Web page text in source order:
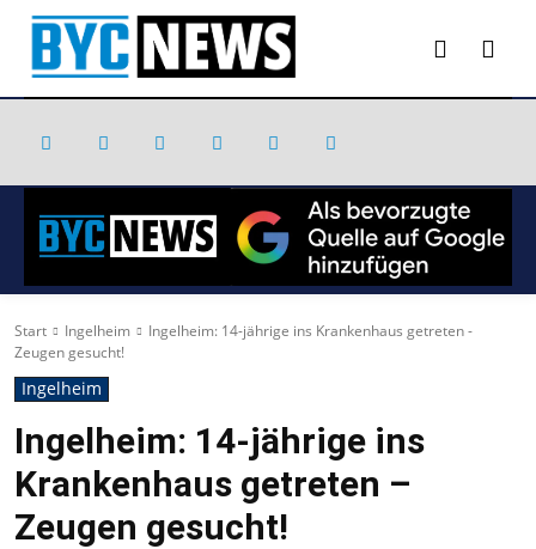
Start Ingelheim
Ingelheim: 14-jährige ins Krankenhaus getreten -
Zeugen gesucht!
Ingelheim
Ingelheim: 14-jährige ins
Krankenhaus getreten –
Zeugen gesucht!